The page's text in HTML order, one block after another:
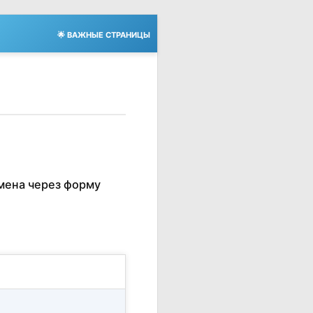
🌟 ВАЖНЫЕ СТРАНИЦЫ
через форму